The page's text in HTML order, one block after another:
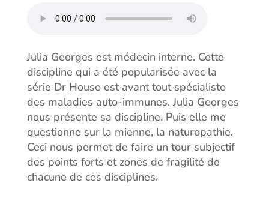
Julia Georges est médecin interne. Cette
discipline qui a été popularisée avec la
série Dr House est avant tout spécialiste
des maladies auto-immunes. Julia Georges
nous présente sa discipline. Puis elle me
questionne sur la mienne, la naturopathie.
Ceci nous permet de faire un tour subjectif
des points forts et zones de fragilité de
chacune de ces disciplines.